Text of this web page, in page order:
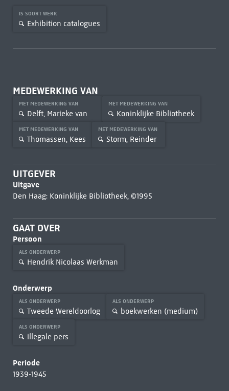
IS SOORT WERK
Exhibition catalogues
MEDEWERKING VAN
MET MEDEWERKING VAN
Delft, Marieke van
MET MEDEWERKING VAN
Koninklijke Bibliotheek
MET MEDEWERKING VAN
Thomassen, Kees
MET MEDEWERKING VAN
Storm, Reinder
UITGEVER
Uitgave
Den Haag: Koninklijke Bibliotheek, ©1995
GAAT OVER
Persoon
ALS ONDERWERP
Hendrik Nicolaas Werkman
Onderwerp
ALS ONDERWERP
Tweede Wereldoorlog
ALS ONDERWERP
boekwerken (medium)
ALS ONDERWERP
illegale pers
Periode
1939-1945